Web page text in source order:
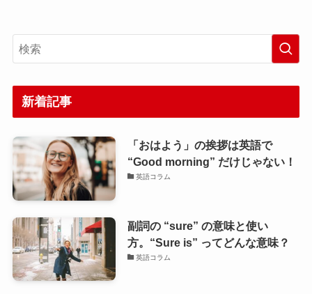
新着記事
「おはよう」の挨拶は英語で
“Good morning” だけじゃない！
英語コラム
副詞の “sure” の意味と使い
方。“Sure is” ってどんな意味？
英語コラム